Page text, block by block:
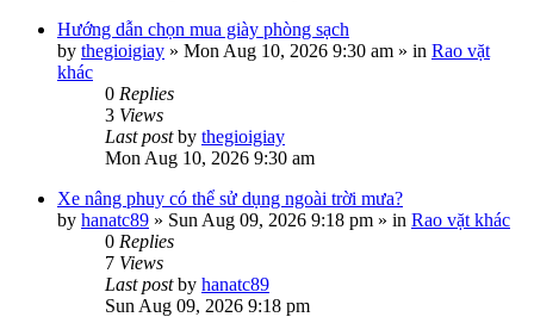
Hướng dẫn chọn mua giày phòng sạch
by thegioigiay » Mon Aug 10, 2026 9:30 am » in Rao vặt
khác
0 Replies
3 Views
Last postby thegioigiay
Mon Aug 10, 2026 9:30 am
Xe nâng phuy có thể sử dụng ngoài trời mưa?
by hanatc89 » Sun Aug 09, 2026 9:18 pm » in Rao vặt khác
0 Replies
7 Views
Last postby hanatc89
Sun Aug 09, 2026 9:18 pm